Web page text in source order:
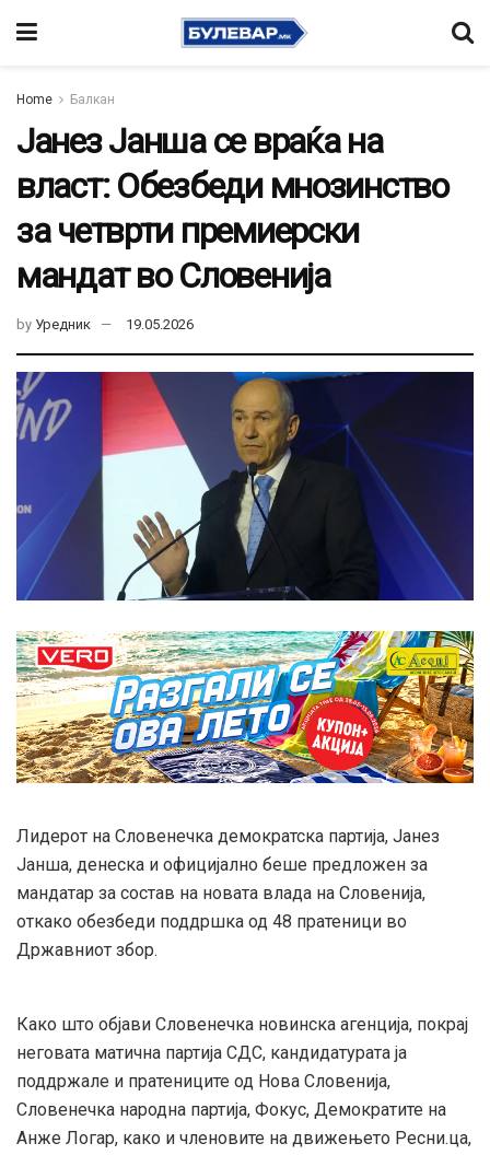
Home Балкан
Јанез Јанша се враќа на
власт: Обезбеди мнозинство
за четврти премиерски
мандат во Словенија
by Уредник 19.05.2026
Лидерот на Словенечка демократска партија, Јанез
Јанша, денеска и официјално беше предложен за
мандатар за состав на новата влада на Словенија,
откако обезбеди поддршка од 48 пратеници во
Државниот збор.
Како што објави Словенечка новинска агенција, покрај
неговата матична партија СДС, кандидатурата ја
поддржале и пратениците од Нова Словенија,
Словенечка народна партија, Фокус, Демократите на
Анже Логар, како и членовите на движењето Ресни.ца,